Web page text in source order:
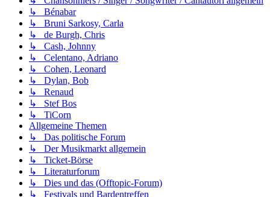
↳ Bénabar
↳ Bruni Sarkosy, Carla
↳ de Burgh, Chris
↳ Cash, Johnny
↳ Celentano, Adriano
↳ Cohen, Leonard
↳ Dylan, Bob
↳ Renaud
↳ Stef Bos
↳ TiCorn
Allgemeine Themen
↳ Das politische Forum
↳ Der Musikmarkt allgemein
↳ Ticket-Börse
↳ Literaturforum
↳ Dies und das (Offtopic-Forum)
↳ Festivals und Bardentreffen